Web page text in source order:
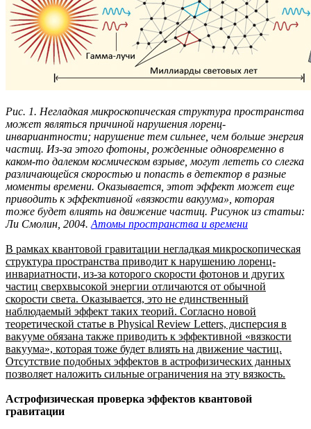
Рис. 1. Негладкая микроскопическая структура пространства
может являться причиной нарушения лоренц-
инвариантности; нарушение тем сильнее, чем больше энергия
частиц. Из-за этого фотоны, рожденные одновременно в
каком-то далеком космическом взрыве, могут лететь со слегка
различающейся скоростью и попасть в детектор в разные
моменты времени. Оказывается, этот эффект может еще
приводить к эффективной «вязкости вакуума», которая
тоже будет влиять на движение частиц. Рисунок из статьи:
Ли Смолин, 2004. Атомы пространства и времени
В рамках квантовой гравитации негладкая микроскопическая
структура пространства приводит к нарушению лоренц-
инвариатности, из-за которого скорости фотонов и других
частиц сверхвысокой энергии отличаются от обычной
скорости света. Оказывается, это не единственный
наблюдаемый эффект таких теорий. Согласно новой
теоретической статье в Physical Review Letters, дисперсия в
вакууме обязана также приводить к эффективной «вязкости
вакуума», которая тоже будет влиять на движение частиц.
Отсутствие подобных эффектов в астрофизических данных
позволяет наложить сильные ограничения на эту вязкость.
Астрофизическая проверка эффектов квантовой
гравитации